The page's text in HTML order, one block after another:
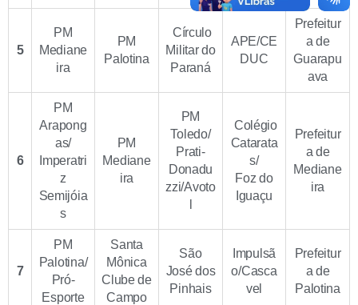
5
PM
Mediane
ira
PM
Palotina
Círculo
Militar do
Paraná
APE/CE
DUC
Prefeitur
a de
Guarapu
ava
6
PM
Arapong
as/
Imperatri
z
Semijóia
s
PM
Mediane
ira
PM
Toledo/
Prati-
Donadu
zzi/Avoto
Colégio
Catarata
s/
Foz do
Iguaçu
Prefeitur
a de
Mediane
ira
7
PM
Palotina/
Pró-
Esporte
Santa
Mônica
Clube de
Campo
São
José dos
Pinhais
Impulsã
o/Casca
vel
Prefeitur
a de
Palotina